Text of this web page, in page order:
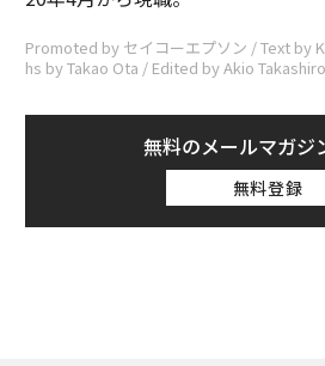
Promoted by セイコーエプソン / Text by
hs by Takao Ota / Edited by Akio Takashiro
無料のメールマガジ
無料登録